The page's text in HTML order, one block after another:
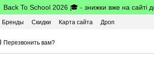
Back To School 2026 🎓 - знижки вже на сайті
Бренды Скидки Карта сайта
Дроп
Перезвонить вам?